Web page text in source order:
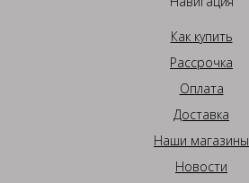
Как купить
Рассрочка
Оплата
Доставка
Наши магазины
Новости